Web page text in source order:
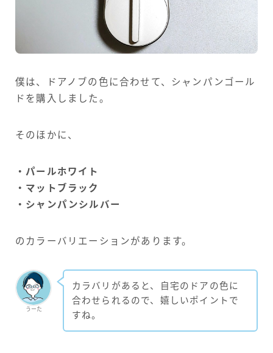
僕は、ドアノブの色に合わせて、シャンパンゴール
ドを購入しました。
そのほかに、
・パールホワイト
・マットブラック
・シャンパンシルバー
のカラーバリエーションがあります。
うーた
カラバリがあると、自宅のドアの色に
合わせられるので、嬉しいポイントで
すね。